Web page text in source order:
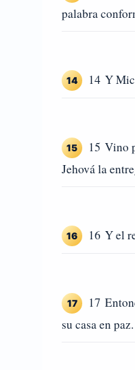
palabra
14 14 Y
15
15 Vino
Jehová la
16 16 Y el
17
17
su casa en paz.